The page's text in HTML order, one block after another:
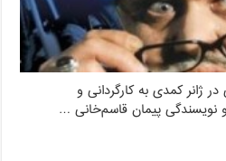
موتور ۱۰۰۰ فیلمی در ژانر کمدی به کارگردانی و
نویسندگی پیمان قاسم‌خانی …